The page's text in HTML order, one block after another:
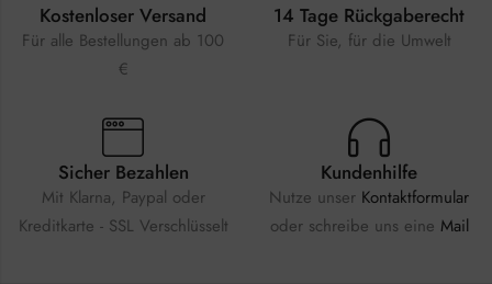
Kostenloser Versand
Für alle Bestellungen ab 100
€
14 Tage Rückgaberecht
Für Sie, für die Umwelt
Sicher Bezahlen
Mit Klarna, Paypal oder
Kreditkarte - SSL Verschlüsselt
Kundenhilfe
Nutze unser Kontaktformular
oder schreibe uns eine Mail